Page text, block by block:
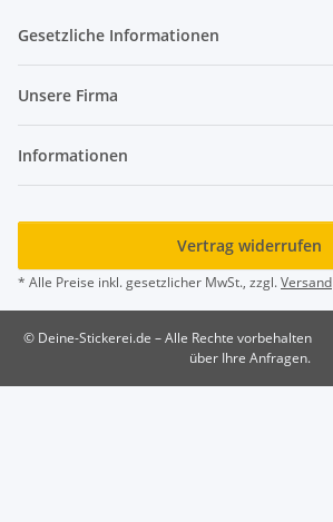
Gesetzliche Informationen
Unsere Firma
Informationen
Vertrag widerrufen
* Alle Preise inkl. gesetzlicher MwSt., zzgl.Versand
© Deine-Stickerei.de – Alle Rechte vorbehalten
über Ihre Anfragen.